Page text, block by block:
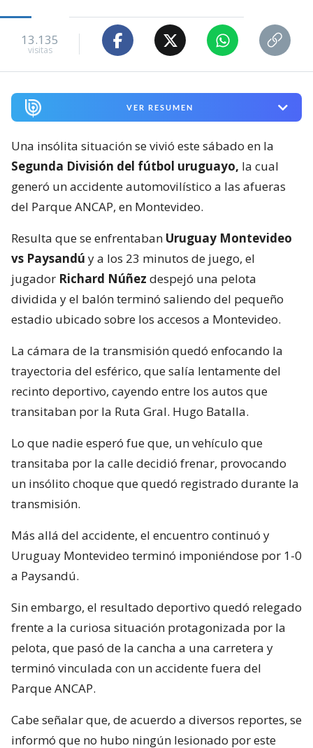
13.135
visitas
VER RESUMEN
Una insólita situación se vivió este sábado en la
Segunda División del fútbol uruguayo, la cual
generó un accidente automovilístico a las afueras
del Parque ANCAP, en Montevideo.
Resulta que se enfrentaban Uruguay Montevideo
vs Paysandú y a los 23 minutos de juego, el
jugador Richard Núñez despejó una pelota
dividida y el balón terminó saliendo del pequeño
estadio ubicado sobre los accesos a Montevideo.
La cámara de la transmisión quedó enfocando la
trayectoria del esférico, que salía lentamente del
recinto deportivo, cayendo entre los autos que
transitaban por la Ruta Gral. Hugo Batalla.
Lo que nadie esperó fue que, un vehículo que
transitaba por la calle decidió frenar, provocando
un insólito choque que quedó registrado durante la
transmisión.
Más allá del accidente, el encuentro continuó y
Uruguay Montevideo terminó imponiéndose por 1-0
a Paysandú.
Sin embargo, el resultado deportivo quedó relegado
frente a la curiosa situación protagonizada por la
pelota, que pasó de la cancha a una carretera y
terminó vinculada con un accidente fuera del
Parque ANCAP.
Cabe señalar que, de acuerdo a diversos reportes, se
informó que no hubo ningún lesionado por este